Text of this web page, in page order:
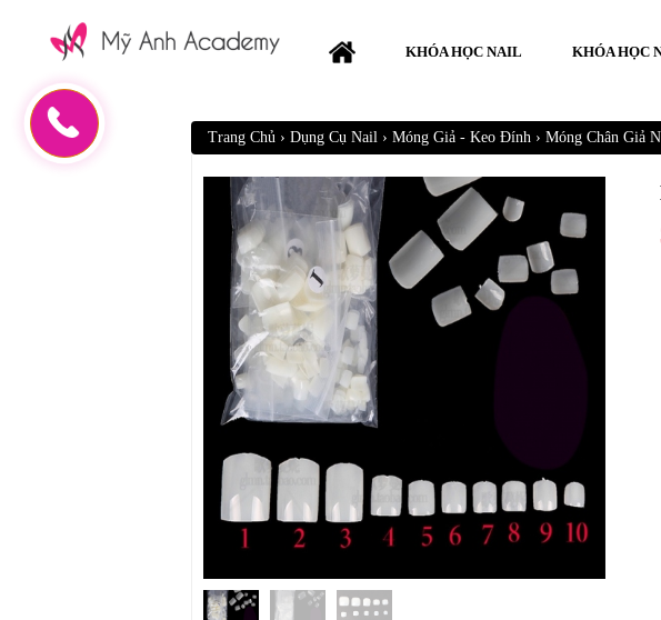
KHÓA HỌC NAIL KHÓA HỌC
Trang Chủ › Dụng Cụ Nail › Móng Giả - Keo Đính › Móng Chân Giả